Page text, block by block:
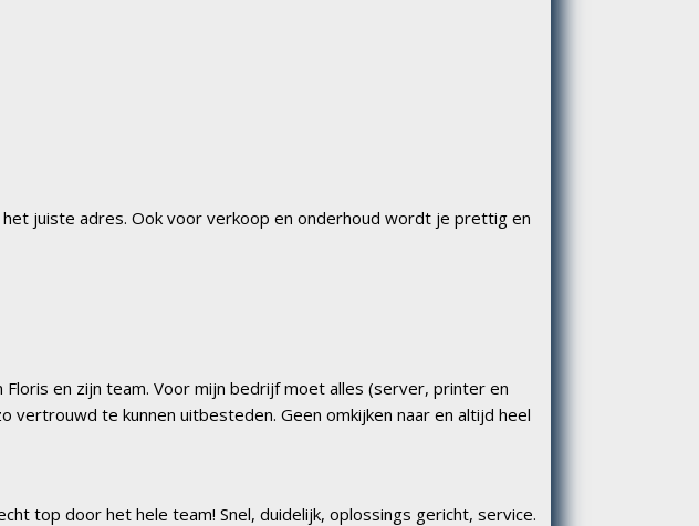
juiste adres. Ook voor verkoop en onderhoud wordt je prettig en
en zijn team. Voor mijn bedrijf moet alles (server, printer en
te kunnen uitbesteden. Geen omkijken naar en altijd heel
top door het hele team! Snel, duidelijk, oplossings gericht, service.